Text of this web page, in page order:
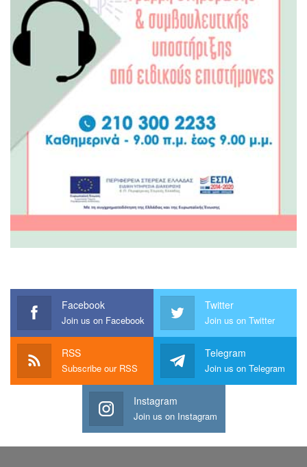
Facebook
Join us on Facebook
Twitter
Join us on Twitter
RSS
Subscribe our RSS
Telegram
Join us on Telegram
Instagram
Join us on Instagram